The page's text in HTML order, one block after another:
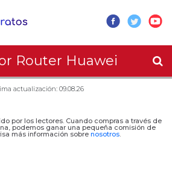
Router Huawei
actualización: 09.08.26
por los lectores. Cuando compras a través de
podemos ganar una pequeña comisión de
más información sobre nosotros.